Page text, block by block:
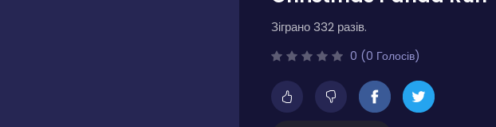
Зіграно 332 разів.
0 (0 Голосів)